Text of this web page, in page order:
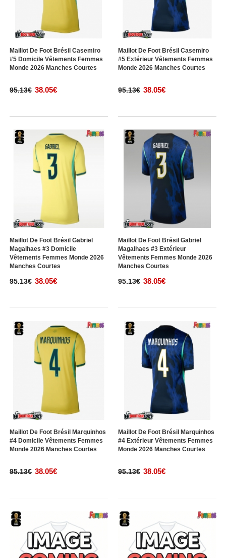
Maillot De Foot Brésil Casemiro
#5 Domicile Vêtements Femmes
Monde 2026 Manches Courtes
95.13€ 38.05€
Maillot De Foot Brésil Casemiro
#5 Extérieur Vêtements Femmes
Monde 2026 Manches Courtes
95.13€ 38.05€
Maillot De Foot Brésil Gabriel
Magalhaes #3 Domicile
Vêtements Femmes Monde 2026
Manches Courtes
95.13€ 38.05€
Maillot De Foot Brésil Gabriel
Magalhaes #3 Extérieur
Vêtements Femmes Monde 2026
Manches Courtes
95.13€ 38.05€
Maillot De Foot Brésil Marquinhos
#4 Domicile Vêtements Femmes
Monde 2026 Manches Courtes
95.13€ 38.05€
Maillot De Foot Brésil Marquinhos
#4 Extérieur Vêtements Femmes
Monde 2026 Manches Courtes
95.13€ 38.05€